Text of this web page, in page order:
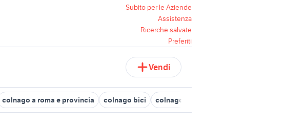
Subito per le Aziende
Assistenza
Ricerche salvate
Preferiti
Vendi
colnago a roma e provincia colnago bici colnago in veneto